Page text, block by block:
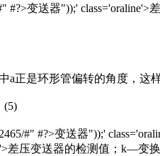
#?>变送器"));'
中a正是环形管偏转的角度
(5)
#" #?>变送器"));'
差压变送器的检测值；k—变